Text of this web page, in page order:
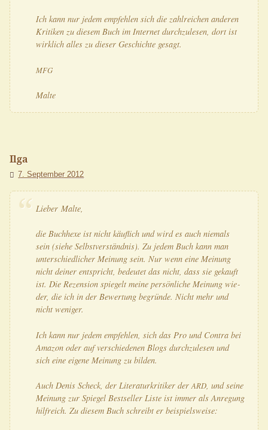
Ich kann nur jedem emp­feh­len sich die zahl­rei­chen ande­ren
Kri­ti­ken zu die­sem Buch im Inter­net durch­zu­le­sen, dort ist
wirk­lich alles zu die­ser Geschich­te gesagt.
MFG
Mal­te
Ilga
7. September 2012
Lie­ber Malte,
die Buch­he­xe ist nicht käuf­lich und wird es auch nie­mals
sein (sie­he Selbst­ver­ständ­nis). Zu jedem Buch kann man
unter­schied­li­cher Mei­nung sein. Nur wenn eine Mei­nung
nicht dei­ner ent­spricht, bedeu­tet das nicht, dass sie gekauft
ist. Die Rezen­si­on spie­gelt mei­ne per­sön­li­che Mei­nung wie­
der, die ich in der Bewer­tung begrün­de. Nicht mehr und
nicht weniger.
Ich kann nur jedem emp­feh­len, sich das Pro und Con­tra bei
Ama­zon oder auf ver­schie­de­nen Blogs durch­zu­le­sen und
sich eine eige­ne Mei­nung zu bilden.
Auch Denis Scheck, der Lite­ra­tur­kri­ti­ker derARD, und sei­ne
Mei­nung zur Spie­gel Best­sel­ler Lis­te ist immer als Anre­gung
hilf­reich. Zu die­sem Buch schreibt er beispielsweise: